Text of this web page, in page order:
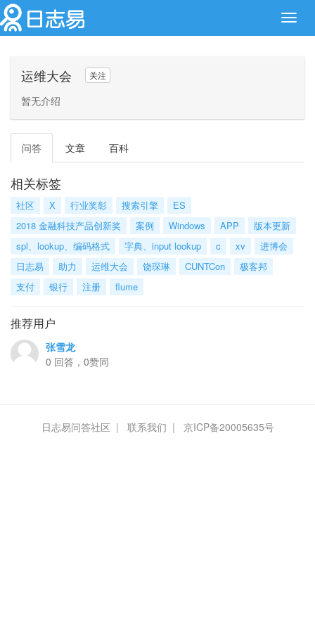
运维大会 关注
暂无介绍
问答 文章 百科
相关标签
社区 X 行业奖彰 搜索引擎
ES
2018 金融科技产品创新奖
案例 Windows APP
版本更新
spl、lookup、编码格式
字典、input lookup c xv
进博会
日志易
助力 运维大会 饶琛琳 CUNTCon
极客邦
支付
银行 注册 flume
推荐用户
张雪龙
0 回答，0赞同
日志易问答社区 | 联系我们 | 京ICP备20005635号